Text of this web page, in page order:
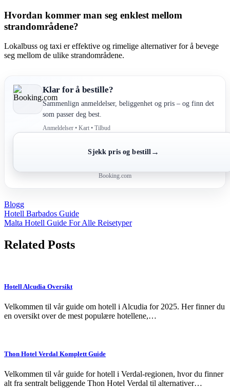
Hvordan kommer man seg enklest mellom
strandområdene?
Lokalbuss og taxi er effektive og rimelige alternativer for å bevege
seg mellom de ulike strandområdene.
Klar for å bestille?
Sammenlign anmeldelser, beliggenhet og pris – og finn det
som passer deg best.
Anmeldelser • Kart • Tilbud
Sjekk pris og bestill →
Booking.com
Blogg
Post
navigation
Hotell Barbados Guide
Malta Hotell Guide For Alle Reisetyper
Related Posts
Hotell Alcudia Oversikt
Velkommen til vår guide om hotell i Alcudia for 2025. Her finner du
en oversikt over de mest populære hotellene,…
Thon Hotel Verdal Komplett Guide
Velkommen til vår guide for hotell i Verdal-regionen, hvor du finner
alt fra sentralt beliggende Thon Hotel Verdal til alternativer…